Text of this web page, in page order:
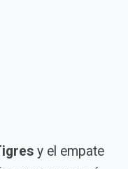
y el empate